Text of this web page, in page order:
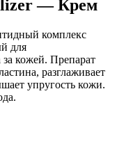
— Крем
комплекс
для
кожей. Препарат
разглаживает
упругость кожи.